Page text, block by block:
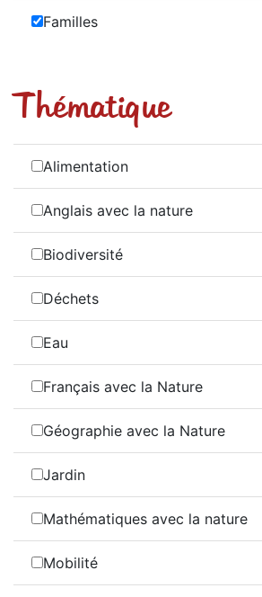
Familles
Thématique
Alimentation
Anglais avec la nature
Biodiversité
Déchets
Eau
Français avec la Nature
Géographie avec la Nature
Jardin
Mathématiques avec la nature
Mobilité